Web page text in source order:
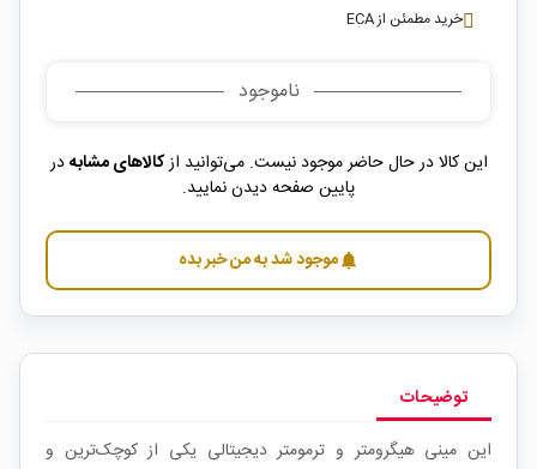
خرید مطمئن از ECA
ناموجود
این کالا در حال حاضر موجود نیست. می‌توانید ازکالاهای مشابهدر
پایین صفحه دیدن نمایید.
notificationsموجود شد به من خبر بده
توضیحات
این مینی هیگرومتر و ترمومتر دیجیتالی یکی از کوچک‌ترین و